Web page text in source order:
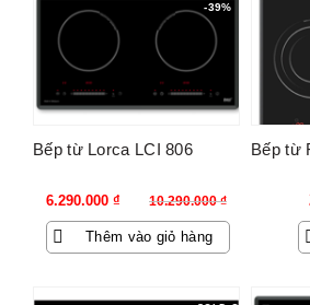
-39%
Bếp từ Lorca LCI 806
10.290.000₫
Giá
gốc
là:
6.290.000 ₫
Giá
hiện
tại
Thêm vào giỏ hàng
Bếp từ